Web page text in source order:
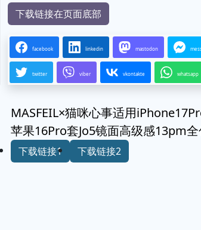
下载链接在页面底部
facebook linkedin mastodon
twitter viber vkontakte whatsapp
MASFEIL×猫咪心事适用
苹果16Pro套Jo5镜面高级感13pm
下载链接1 下载链接2